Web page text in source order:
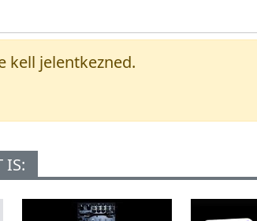
kell jelentkezned.
IS: